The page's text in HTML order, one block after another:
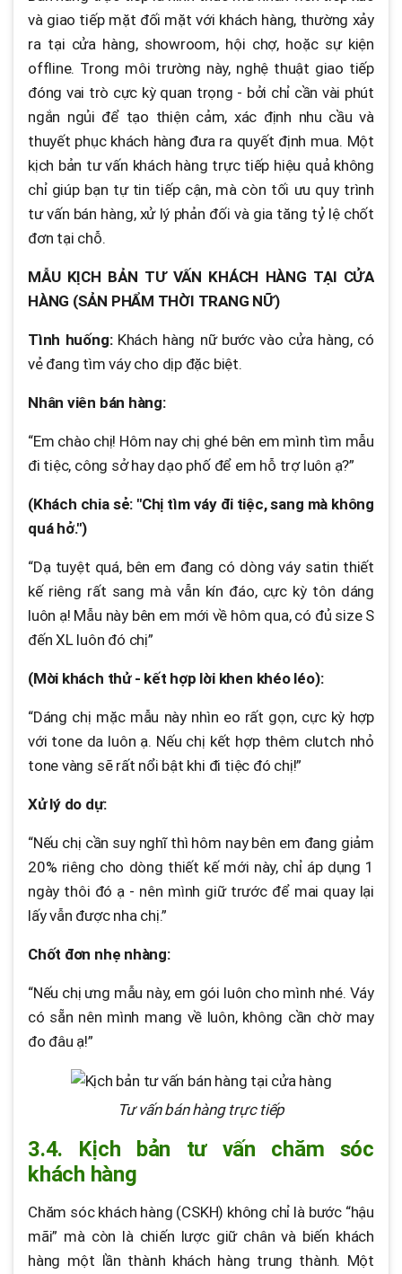
và giao tiếp mặt đối mặt với khách hàng, thường xảy
ra tại cửa hàng, showroom, hội chợ, hoặc sự kiện
offline. Trong môi trường này, nghệ thuật giao tiếp
đóng vai trò cực kỳ quan trọng - bởi chỉ cần vài phút
ngắn ngủi để tạo thiện cảm, xác định nhu cầu và
thuyết phục khách hàng đưa ra quyết định mua. Một
kịch bản tư vấn khách hàng trực tiếp hiệu quả không
chỉ giúp bạn tự tin tiếp cận, mà còn tối ưu quy trình
tư vấn bán hàng, xử lý phản đối và gia tăng tỷ lệ chốt
đơn tại chỗ.
MẪU KỊCH BẢN TƯ VẤN KHÁCH HÀNG TẠI CỬA
HÀNG (SẢN PHẨM THỜI TRANG NỮ)
Tình huống:Khách hàng nữ bước vào cửa hàng, có
vẻ đang tìm váy cho dịp đặc biệt.
Nhân viên bán hàng:
“Em chào chị! Hôm nay chị ghé bên em mình tìm mẫu
đi tiệc, công sở hay dạo phố để em hỗ trợ luôn ạ?”
(Khách chia sẻ: "Chị tìm váy đi tiệc, sang mà không
quá hở.")
“Dạ tuyệt quá, bên em đang có dòng váy satin thiết
kế riêng rất sang mà vẫn kín đáo, cực kỳ tôn dáng
luôn ạ! Mẫu này bên em mới về hôm qua, có đủ size S
đến XL luôn đó chị”
(Mời khách thử - kết hợp lời khen khéo léo):
“Dáng chị mặc mẫu này nhìn eo rất gọn, cực kỳ hợp
với tone da luôn ạ. Nếu chị kết hợp thêm clutch nhỏ
tone vàng sẽ rất nổi bật khi đi tiệc đó chị!”
Xử lý do dự:
“Nếu chị cần suy nghĩ thì hôm nay bên em đang giảm
20% riêng cho dòng thiết kế mới này, chỉ áp dụng 1
ngày thôi đó ạ - nên mình giữ trước để mai quay lại
lấy vẫn được nha chị.”
Chốt đơn nhẹ nhàng:
“Nếu chị ưng mẫu này, em gói luôn cho mình nhé. Váy
có sẵn nên mình mang về luôn, không cần chờ may
đo đâu ạ!”
Tư vấn bán hàng trực tiếp
3.4. Kịch bản tư vấn chăm sóc
khách hàng
Chăm sóc khách hàng (CSKH) không chỉ là bước “hậu
mãi” mà còn là chiến lược giữ chân và biến khách
hàng một lần thành khách hàng trung thành. Một